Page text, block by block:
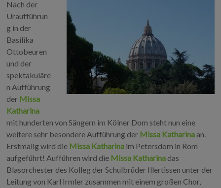
Nach der
Uraufführun
g in der
Basilika
Ottobeuren
und der
spektakuläre
n Aufführung
der Missa
Katharina
mit hunderten von Sängern im Kölner Dom steht nun eine
weitere sehr besondere Aufführung der Missa Katharina an.
Erstmalig wird die Missa Katharina im Petersdom in Rom
aufgeführt! Aufführen wird die Missa Katharina das
Blasorchester des Kolleg der Schulbrüder Illertissen unter der
Leitung von Karl Irmler zusammen mit einem großen Chor,